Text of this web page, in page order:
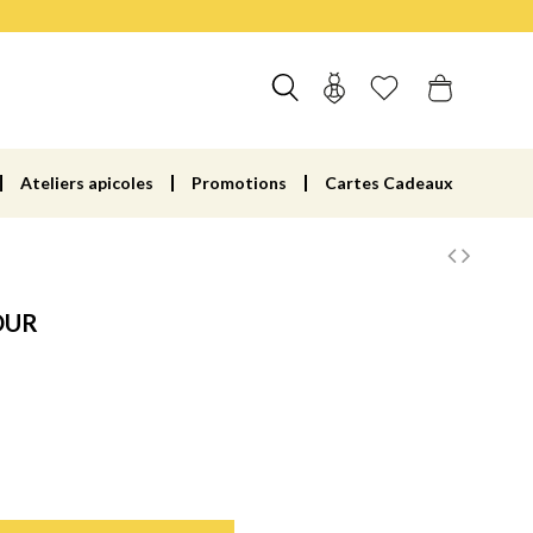
Ateliers apicoles Promotions Cartes Cadeaux